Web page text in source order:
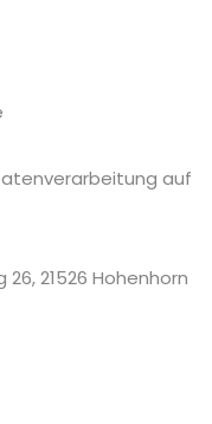
auf
21526 Hohenhorn